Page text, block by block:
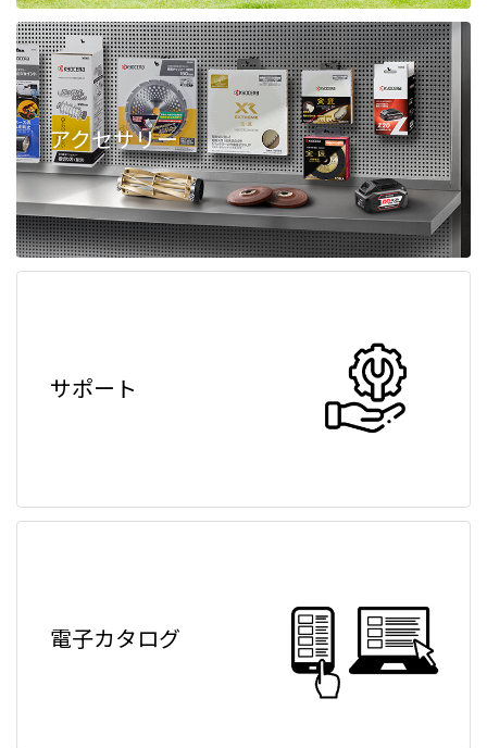
アクセサリー
サポート
電子カタログ